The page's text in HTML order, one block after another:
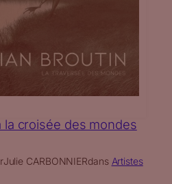
la croisée des mondes
Julie CARBONNIERdans Artistes